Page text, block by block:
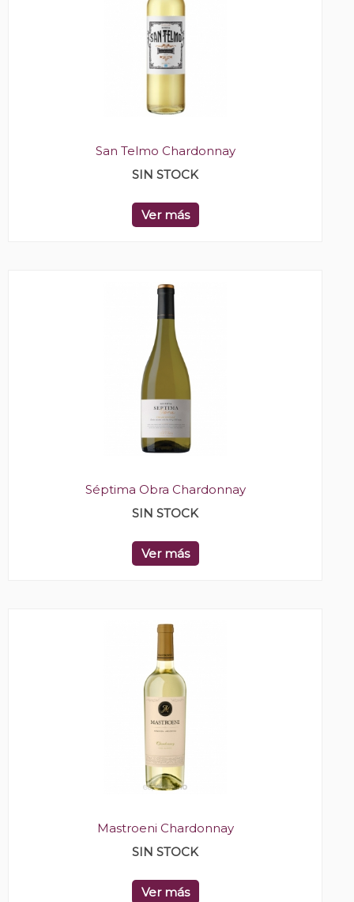
San Telmo Chardonnay
SIN STOCK
Ver más
Séptima Obra Chardonnay
SIN STOCK
Ver más
Mastroeni Chardonnay
SIN STOCK
Ver más